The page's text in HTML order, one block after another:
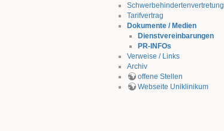
Schwerbehindertenvertretung
Tarifvertrag
Dokumente / Medien
Dienstvereinbarungen
PR-INFOs
Verweise / Links
Archiv
offene Stellen
Webseite Uniklinikum